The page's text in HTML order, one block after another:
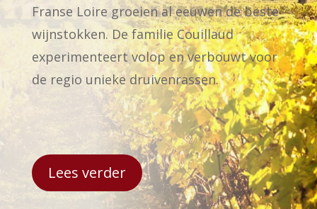
Franse Loire groeien al eeuwen de beste
wijnstokken. De familie Couillaud
experimenteert volop en verbouwt voor
de regio unieke druivenrassen.
Lees verder